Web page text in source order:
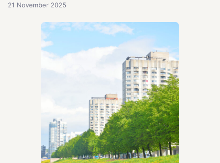
21 November 2025